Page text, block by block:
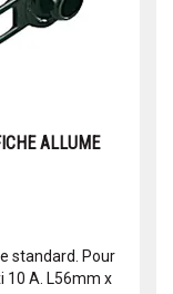
ALLUME
standard. Pour
10 A. L56mm x